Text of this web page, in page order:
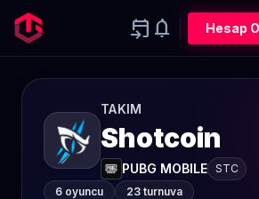
event_upcoming notifications Hesap
TAKIM
Shotcoin
PUBG MOBILE STC
6 oyuncu
23 turnuva